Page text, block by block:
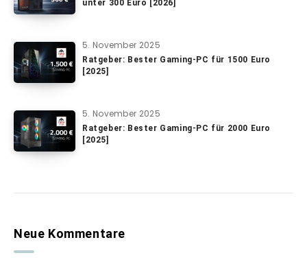
unter 300 Euro [2026]
5. November 2025
Ratgeber: Bester Gaming-PC für 1500 Euro
[2025]
5. November 2025
Ratgeber: Bester Gaming-PC für 2000 Euro
[2025]
Neue Kommentare